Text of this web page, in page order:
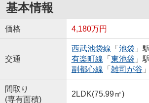
基本情報
価格 4,180万円
交通
西武池袋線 「 池袋 」
有楽町線 「 東池袋 」
副都心線 「 雑司が谷
間取り
(専有面積)
2LDK(75.99㎡)